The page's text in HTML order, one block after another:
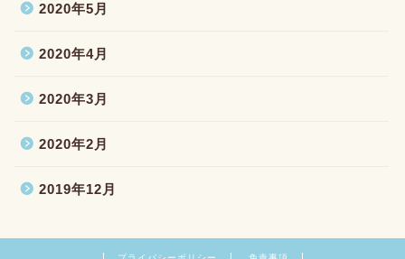
2020年5月
2020年4月
2020年3月
2020年2月
2019年12月